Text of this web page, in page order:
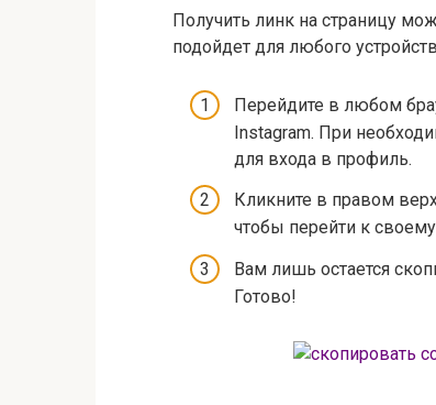
Получить линк на страницу
подойдет для любого
Перейдите в любом
Instagram. При
для входа в профиль.
Кликните в правом
чтобы перейти к
Вам лишь остается
Готово!